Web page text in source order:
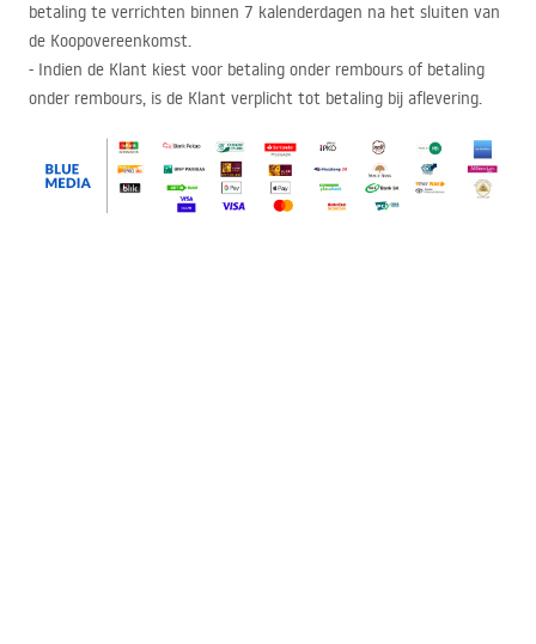
betaling te verrichten binnen 7 kalenderdagen na het sluiten van
de Koopovereenkomst.
- Indien de Klant kiest voor betaling onder rembours of betaling
onder rembours, is de Klant verplicht tot betaling bij aflevering.